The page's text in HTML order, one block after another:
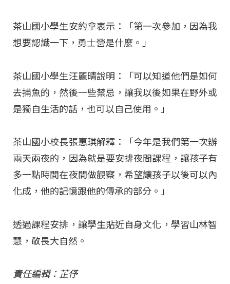
茶山國小學生安約拿表示：「第一次參加，因為我
想要認識一下，勇士營是什麼。」
茶山國小學生汪麗晴說明：「可以知道他們是如何
去捕魚的，然後一些禁忌，讓我以後如果在野外或
是獨自生活的話，也可以自己使用。」
茶山國小校長張惠琪解釋：「今年是我們第一次辦
兩天兩夜的，因為就是要安排夜間課程，讓孩子有
多一點時間在夜間做觀察，希望讓孩子以後可以內
化成，他的記憶跟他的傳承的部分。」
透過課程安排，讓學生貼近自身文化，學習山林智
慧，敬畏大自然。
責任編輯：芷伃